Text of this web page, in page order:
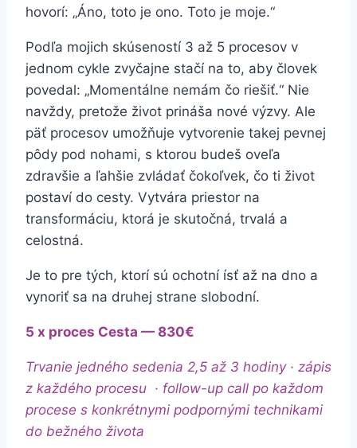
hovorí: „Áno, toto je ono. Toto je moje.“
Podľa mojich skúseností 3 až 5 procesov v
jednom cykle zvyčajne stačí na to, aby človek
povedal: „Momentálne nemám čo riešiť.“ Nie
navždy, pretože život prináša nové výzvy. Ale
päť procesov umožňuje vytvorenie takej pevnej
pôdy pod nohami, s ktorou budeš oveľa
zdravšie a ľahšie zvládať čokoľvek, čo ti život
postaví do cesty. Vytvára priestor na
transformáciu, ktorá je skutočná, trvalá a
celostná.
Je to pre tých, ktorí sú ochotní ísť až na dno a
vynoriť sa na druhej strane slobodní.
5 x proces Cesta — 830€
Trvanie jedného sedenia 2,5 až 3 hodiny · zápis
z každého procesu · follow-up call po každom
procese s konkrétnymi podpornými technikami
do bežného života